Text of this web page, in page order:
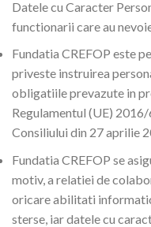
Datele cu Caracter
functionarii care au
Fundatia CREFOP este
priveste instruirea
obligatiile prevazute in
Regulamentul (UE)
Consiliului din 27 aprilie
Fundatia CREFOP se
motiv, a relatiei de
oricare abilitati
sterse, iar datele cu